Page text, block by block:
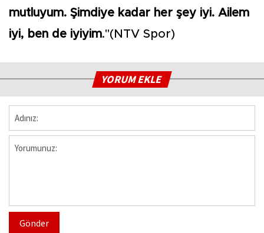
mutluyum. Şimdiye kadar her şey iyi. Ailem
iyi, ben de iyiyim."(NTV Spor)
YORUM EKLE
Gönder